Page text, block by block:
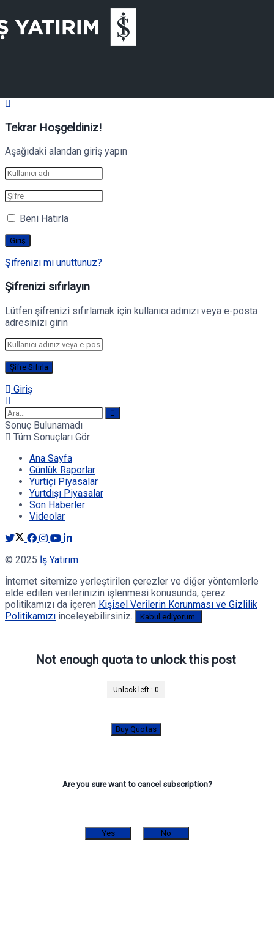
Tekrar Hoşgeldiniz!
Aşağıdaki alandan giriş yapın
Beni Hatırla
Şifrenizi mi unuttunuz?
Şifrenizi sıfırlayın
Lütfen şifrenizi sıfırlamak için kullanıcı adınızı veya e-posta
adresinizi girin
Giriş
Sonuç Bulunamadı
Tüm Sonuçları Gör
Ana Sayfa
Günlük Raporlar
Yurtiçi Piyasalar
Yurtdışı Piyasalar
Son Haberler
Videolar
© 2025 İş Yatırım
İnternet sitemize yerleştirilen çerezler ve diğer yöntemlerle
elde edilen verilerinizin işlenmesi konusunda, çerez
politikamızı da içeren Kişisel Verilerin Korunması ve Gizlilik
Politikamızı inceleyebilirsiniz. Kabul ediyorum.
Not enough quota to unlock this post
Unlock left : 0
Buy Quotas
Are you sure want to cancel subscription?
Yes No